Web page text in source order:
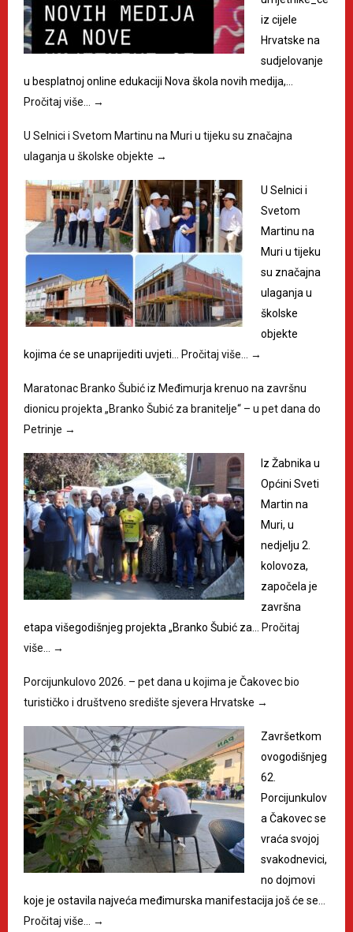
iz cijele
Hrvatske na
sudjelovanje
u besplatnoj online edukaciji Nova škola novih medija,…
Pročitaj više…
→
U Selnici i Svetom Martinu na Muri u tijeku su značajna
ulaganja u školske objekte →
U Selnici i
Svetom
Martinu na
Muri u tijeku
su značajna
ulaganja u
školske
objekte
kojima će se unaprijediti uvjeti… Pročitaj više… →
Maratonac Branko Šubić iz Međimurja krenuo na završnu
dionicu projekta „Branko Šubić za branitelje“ – u pet dana do
Petrinje →
Iz Žabnika u
Općini Sveti
Martin na
Muri, u
nedjelju 2.
kolovoza,
započela je
završna
etapa višegodišnjeg projekta „Branko Šubić za… Pročitaj
više…
→
Porcijunkulovo 2026. – pet dana u kojima je Čakovec bio
turističko i društveno središte sjevera Hrvatske →
Završetkom
ovogodišnjeg
62.
Porcijunkulov
a Čakovec se
vraća svojoj
svakodnevici,
no dojmovi
koje je ostavila najveća međimurska manifestacija još će se…
Pročitaj više…
→